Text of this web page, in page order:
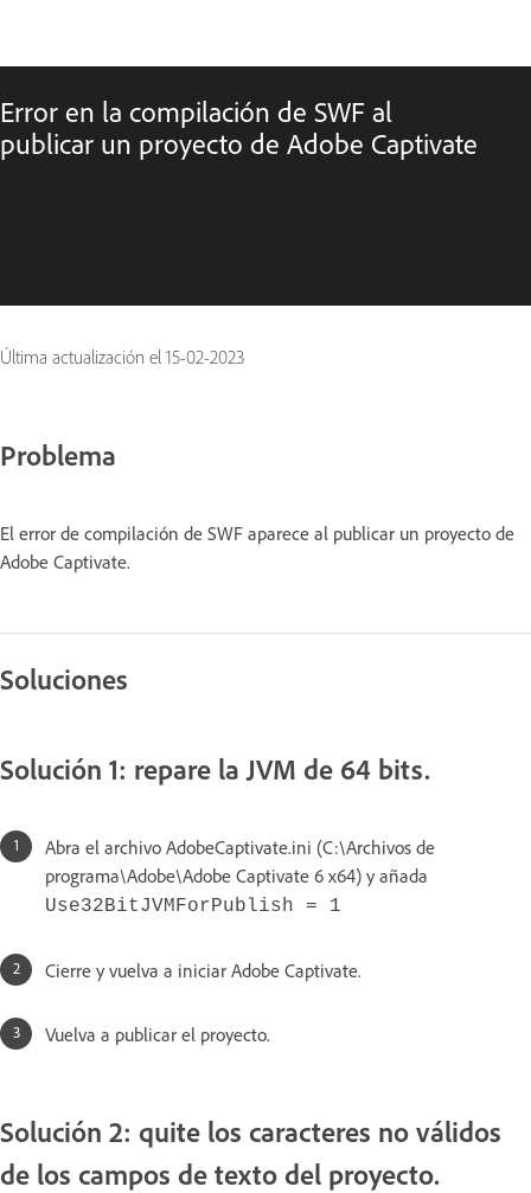
Error en la compilación de SWF al
publicar un proyecto de Adobe Captivate
Última actualización el 15-02-2023
Problema
El error de compilación de SWF aparece al publicar un proyecto de
Adobe Captivate.
Soluciones
Solución 1: repare la JVM de 64 bits.
Abra el archivo AdobeCaptivate.ini (C:\Archivos de
programa\Adobe\Adobe Captivate 6 x64) y añada
Use32BitJVMForPublish = 1
Cierre y vuelva a iniciar Adobe Captivate.
Vuelva a publicar el proyecto.
Solución 2: quite los caracteres no válidos
de los campos de texto del proyecto.